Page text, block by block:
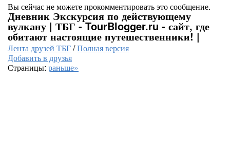
Вы сейчас не можете прокомментировать это сообщение.
Дневник Экскурсия по действующему
вулкану | ТБГ - TourBlogger.ru - сайт, где
обитают настоящие путешественники! |
Лента друзей ТБГ/Полная версия
Добавить в друзья
Страницы: раньше»